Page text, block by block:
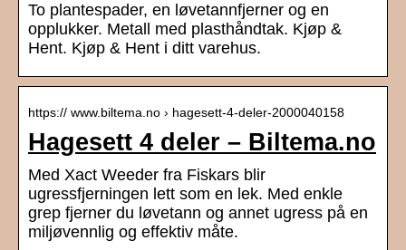
To plantespader, en løvetannfjerner og en
opplukker. Metall med plasthåndtak. Kjøp &
Hent. Kjøp & Hent i ditt varehus.
https:// www.biltema.no › hagesett-4-deler-2000040158
Hagesett 4 deler – Biltema.no
Med Xact Weeder fra Fiskars blir
ugressfjerningen lett som en lek. Med enkle
grep fjerner du løvetann og annet ugress på en
miljøvennlig og effektiv måte.